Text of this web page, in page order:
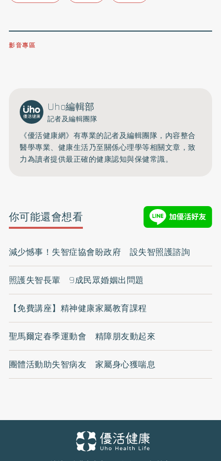
影音專區
Uho編輯部
記者及編輯團隊
《優活健康網》有專業的記者及編輯團隊，內容整合
醫學專業、健康生活乃至關係心理學等相關文章，致
力為讀者提供最正確的健康認知與保健常識。
你可能還會想看
減少憾事！失智症協會盼政府 設失智照護諮詢
照護失智長輩 9成民眾婚姻出問題
【免費講座】精神健康家屬教育課程
聖馬爾定春季運動會 精障朋友動起來
團體活動助失智病友 家屬身心獲喘息